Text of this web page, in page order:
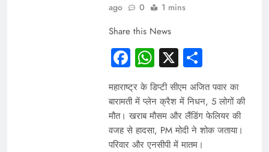
ago
0 1 mins
Share this News
Facebook
WhatsApp
X Share
महाराष्ट्र के डिप्टी सीएम अजित पवार का
बारामती में प्लेन क्रैश में निधन, 5 लोगों की
मौत। खराब मौसम और लैंडिंग फेलियर की
वजह से हादसा, PM मोदी ने शोक जताया।
परिवार और एनसीपी में मातम।